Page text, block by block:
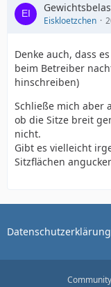
Eiskloetzchen
Denke auch, dass
beim Betreiber
hinschreiben)
Schließe mich aber
ob die Sitze breit
nicht.
Gibt es vielleicht
Sitzflächen
Datenschutzerklärung